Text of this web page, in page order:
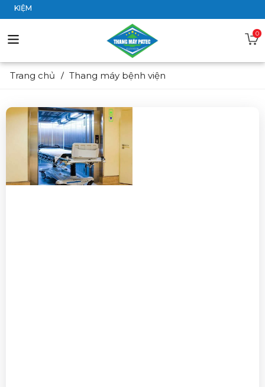
KIỆM
0
Trang chủ Thang máy bệnh viện